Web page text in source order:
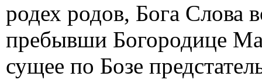
родех родов, Бога Слова
пребывши Богородице
сущее по Бозе